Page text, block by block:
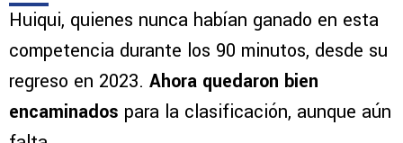
Huiqui, quienes nunca habían ganado en esta
competencia durante los 90 minutos, desde su
regreso en 2023. Ahora quedaron bien
encaminados para la clasificación, aunque aún